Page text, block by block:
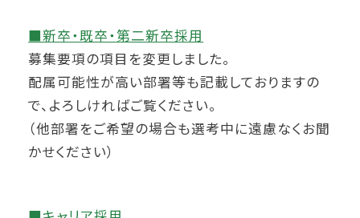
■新卒・既卒・第二新卒採用
募集要項の項目を変更しました。
配属可能性が高い部署等も記載しておりますの
で、よろしければご覧ください。
（他部署をご希望の場合も選考中に遠慮なくお聞
かせください）